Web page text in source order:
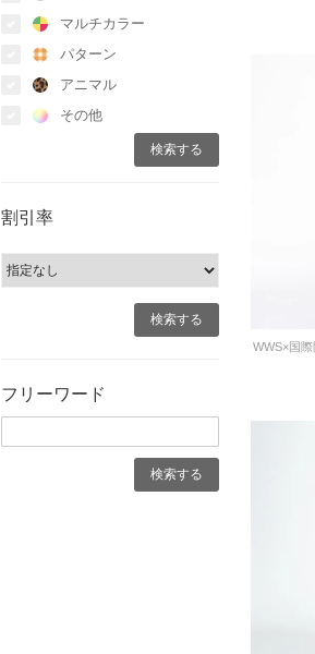
マルチカラー
パターン
アニマル
その他
割引率
フリーワード